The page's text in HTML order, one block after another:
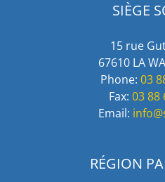
SIÈGE
15 rue
67610 LA
Phone: 03
Fax: 03 88
Email:
RÉGION